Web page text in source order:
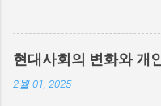
정치적 파
내전의 촉
한 교훈을
위험 정치적
현대사회의 변화와 개
2월 01, 2025